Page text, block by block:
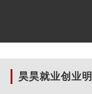
昊昊就业创业